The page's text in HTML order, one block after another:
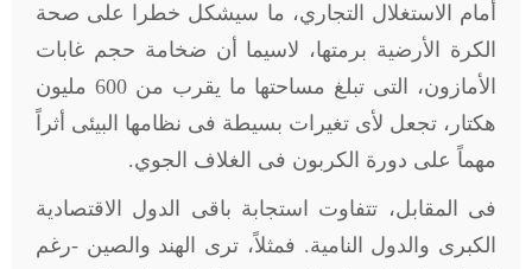
أمام الاستغلال التجاري، ما سيشكل خطرا على صحة
الكرة الأرضية برمتها، لاسيما أن ضخامة حجم غابات
الأمازون، التى تبلغ مساحتها ما يقرب من 600 مليون
هكتار، تجعل لأى تغيرات بسيطة فى نظامها البيئى أثراً
مهماً على دورة الكربون فى الغلاف الجوي.
فى المقابل، تتفاوت استجابة باقى الدول الاقتصادية
الكبرى والدول النامية. فمثلاً، ترى الهند والصين -رغم